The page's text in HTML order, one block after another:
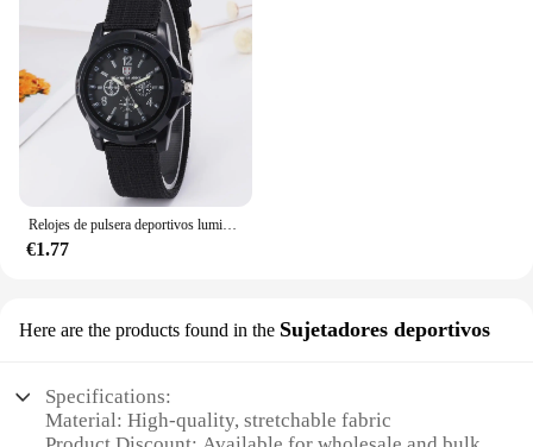
Relojes de pulsera deportivos luminosos resistentes a los golpes para hombre, reloj verde para hombre, banda de nailon Simple, relojes de pulsera de cuarzo para hombre, reloj Masculino
€1.77
Here are the products found in the Sujetadores deportivos
Specifications:
Material: High-quality, stretchable fabric